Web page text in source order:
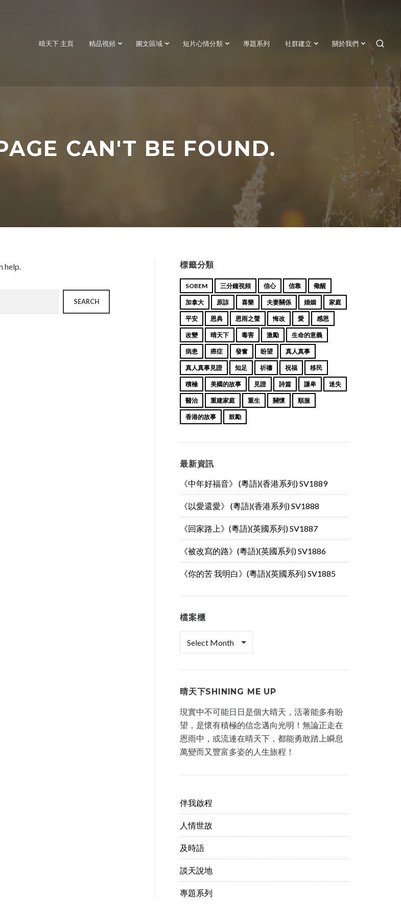
晴天下 主頁 精品視頻 圖文區域 短片心情分類 專題系列 社群建立 關於我們
CAN'T BE FOUND.
help.
SEARCH
標籤分類
SOBEM 三分鐘視頻 信心 信靠 儆醒
加拿大 原諒 喜樂 夫妻關係 婚姻 家庭
平安 恩典 恩雨之聲 悔改 愛 感恩
改變 晴天下 毒害 激勵 生命的意義
病患 癌症 發奮 盼望 真人真事
真人真事見證 知足 祈禱 祝福 移民
積極 美國的故事 見證 詩篇 謙卑 迷失
醫治 重建家庭 重生 關懷 順服
香港的故事 鼓勵
最新資訊
《中年好福音》 (粵語)(香港系列) SV1889
《以愛還愛》 (粵語)(香港系列) SV1888
《回家路上》(粵語)(英國系列) SV1887
《被改寫的路》(粵語)(英國系列) SV1886
《你的苦 我明白》(粵語)(英國系列) SV1885
檔案櫃
晴天下SHINING ME UP
現實中不可能日日是個大晴天，活著能多有盼
望，是懷有積極的信念邁向光明！無論正走在
恩雨中，或流連在晴天下，都能勇敢踏上瞬息
萬變而又豐富多姿的人生旅程！
伴我啟程
人情世故
及時語
談天說地
專題系列